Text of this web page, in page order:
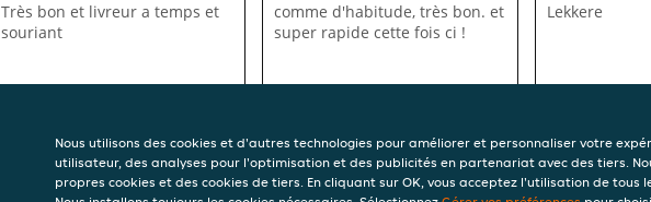
Très bon et livreur a temps et
souriant
comme d'habitude, très bon. et
super rapide cette fois ci !
Lekkere
Nous utilisons des cookies et d'autres technologies pour améliorer et personnaliser votre
utilisateur, des analyses pour l'optimisation et des publicités en partenariat avec des tiers.
propres cookies et des cookies de tiers. En cliquant sur OK, vous acceptez l'utilisation de tous